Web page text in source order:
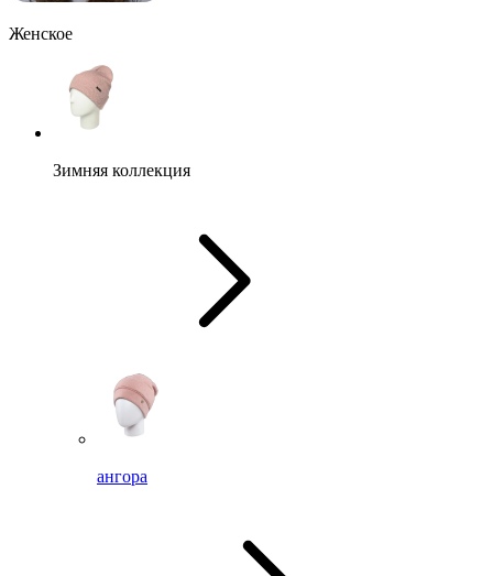
Женское
Зимняя коллекция
ангора